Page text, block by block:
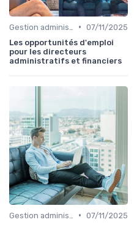
• 07/11/2025
Les opportunités d'emploi
pour les directeurs
administratifs et financiers
• 07/11/2025